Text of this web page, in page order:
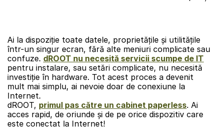
Ai la dispoziție toate datele, proprietăţile şi utilităţile
într-un singur ecran, fără alte meniuri complicate sau
confuze. dROOT nu necesită servicii scumpe de IT
pentru instalare, sau setări complicate, nu necesită
investiţie în hardware. Tot acest proces a devenit
mult mai simplu, ai nevoie doar de conexiune la
Internet.
dROOT, primul pas către un cabinet paperless. Ai
acces rapid, de oriunde și de pe orice dispozitiv care
este conectat la Internet!